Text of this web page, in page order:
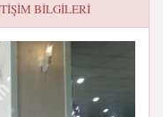
BILGILERI